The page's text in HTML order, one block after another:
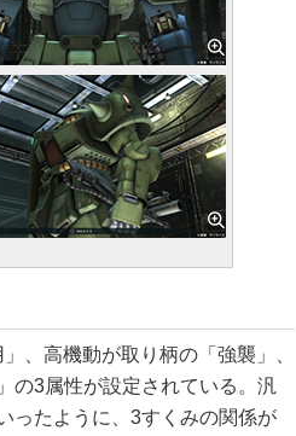
、高機動が取り柄の「強襲」、
の3属性が設定されている。汎
ったように、3すくみの関係が